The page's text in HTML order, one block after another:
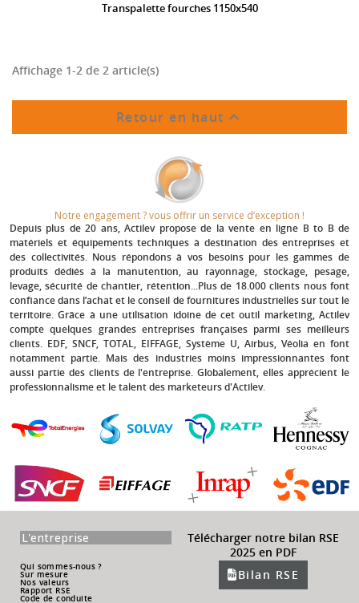
Transpalette fourches 1150x540
Affichage 1-2 de 2 article(s)
Retour en haut 
Notre engagement ? vous offrir un service d’exception !​
Depuis plus de 20 ans, Actilev propose de la vente en ligne B to B de
matériels et équipements techniques à destination des entreprises et
des collectivités. Nous répondons à vos besoins pour les gammes de
produits dédiés à la manutention, au rayonnage, stockage, pesage,
levage, sécurité de chantier, rétention...Plus de 18.000 clients nous font
confiance dans l’achat et le conseil de fournitures industrielles sur tout le
territoire. Grâce à une utilisation idoine de cet outil marketing, Actilev
compte quelques grandes entreprises françaises parmi ses meilleurs
clients. EDF, SNCF, TOTAL, EIFFAGE, Système U, Airbus, Véolia en font
notamment partie. Mais des industries moins impressionnantes font
aussi partie des clients de l'entreprise. Globalement, elles apprécient le
professionnalisme et le talent des marketeurs d'Actilev.
L'entreprise
Qui sommes-nous ?
Sur mesure
Nos valeurs
Rapport RSE
Code de conduite
Télécharger notre bilan RSE
2025 en PDF
Bilan RSE